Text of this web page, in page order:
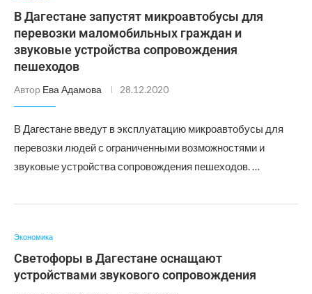
В Дагестане запустят микроавтобусы для
перевозки маломобильных граждан и
звуковые устройства сопровождения
пешеходов
Автор Ева Адамова 28.12.2020
В Дагестане введут в эксплуатацию микроавтобусы для
перевозки людей с ограниченными возможностями и
звуковые устройства сопровождения пешеходов. …
Экономика
Светофоры в Дагестане оснащают
устройствами звукового сопровождения